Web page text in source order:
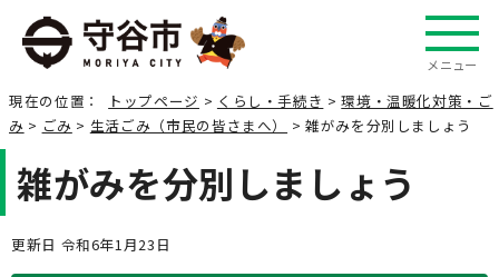
メニュー
現在の位置： トップページ > くらし・手続き >環境・温暖化対策・ご
み > ごみ > 生活ごみ（市民の皆さまへ） > 雑がみを分別しましょう
雑がみを分別しましょう
更新日 令和6年1月23日